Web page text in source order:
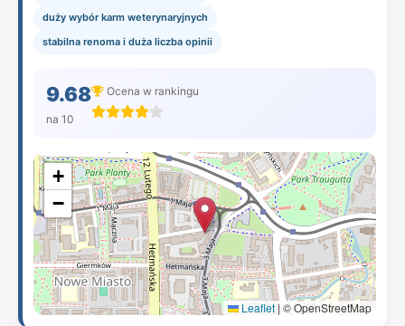
duży wybór karm weterynaryjnych
stabilna renoma i duża liczba opinii
9.68
na 10
Ocena w rankingu
+
−
Leaflet | © OpenStreetMap